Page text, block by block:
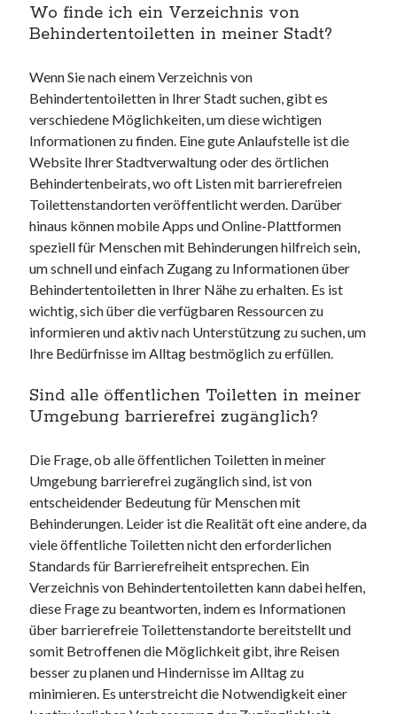
Wo finde ich ein Verzeichnis von
Behindertentoiletten in meiner Stadt?
Wenn Sie nach einem Verzeichnis von
Behindertentoiletten in Ihrer Stadt suchen, gibt es
verschiedene Möglichkeiten, um diese wichtigen
Informationen zu finden. Eine gute Anlaufstelle ist die
Website Ihrer Stadtverwaltung oder des örtlichen
Behindertenbeirats, wo oft Listen mit barrierefreien
Toilettenstandorten veröffentlicht werden. Darüber
hinaus können mobile Apps und Online-Plattformen
speziell für Menschen mit Behinderungen hilfreich sein,
um schnell und einfach Zugang zu Informationen über
Behindertentoiletten in Ihrer Nähe zu erhalten. Es ist
wichtig, sich über die verfügbaren Ressourcen zu
informieren und aktiv nach Unterstützung zu suchen, um
Ihre Bedürfnisse im Alltag bestmöglich zu erfüllen.
Sind alle öffentlichen Toiletten in meiner
Umgebung barrierefrei zugänglich?
Die Frage, ob alle öffentlichen Toiletten in meiner
Umgebung barrierefrei zugänglich sind, ist von
entscheidender Bedeutung für Menschen mit
Behinderungen. Leider ist die Realität oft eine andere, da
viele öffentliche Toiletten nicht den erforderlichen
Standards für Barrierefreiheit entsprechen. Ein
Verzeichnis von Behindertentoiletten kann dabei helfen,
diese Frage zu beantworten, indem es Informationen
über barrierefreie Toilettenstandorte bereitstellt und
somit Betroffenen die Möglichkeit gibt, ihre Reisen
besser zu planen und Hindernisse im Alltag zu
minimieren. Es unterstreicht die Notwendigkeit einer